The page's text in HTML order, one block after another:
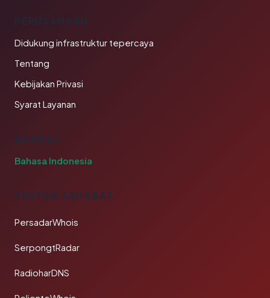
PERUSAHAAN
Didukung infrastruktur tepercaya
Tentang
Kebijakan Privasi
Syarat Layanan
BAHASA
Bahasa Indonesia
TAUTAN SAHABAT
PersadarWhois
SerpongtRadar
RadioharDNS